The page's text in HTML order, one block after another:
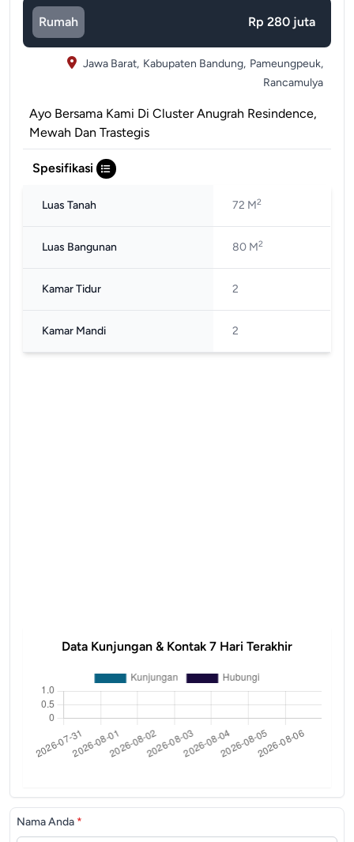
Rumah Rp 280 juta
Jawa Barat, Kabupaten Bandung, Pameungpeuk,
Rancamulya
Ayo Bersama Kami Di Cluster Anugrah Resindence,
Mewah Dan Trastegis
Spesifikasi
Luas Tanah 72 M2
Luas Bangunan 80 M2
Kamar Tidur 2
Kamar Mandi 2
Data Kunjungan & Kontak 7 Hari Terakhir
Nama Anda *